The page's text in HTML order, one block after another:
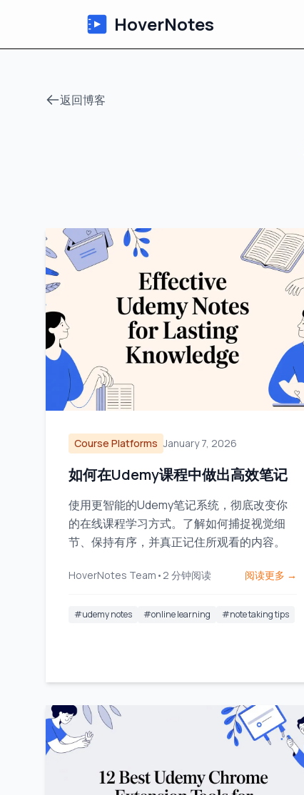
HoverNotes
返回博客
Course Platforms January 7, 2026
如何在Udemy课程中做出高效笔记
使用更智能的Udemy笔记系统，彻底改变你
的在线课程学习方式。了解如何捕捉视觉细
节、保持有序，并真正记住所观看的内容。
HoverNotes Team • 2 分钟阅读 阅读更多 →
#udemy notes #online learning #note taking tips